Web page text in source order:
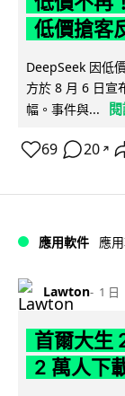
低價搶客
DeepSeek 因低
方於 8 月 6 日宣
幅。事件與...
69 20 ↗
應用軟件 應
Lawton 1 日
首爾大生
2 萬人下